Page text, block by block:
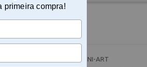
Gd
UNI-ART
primeira compra!